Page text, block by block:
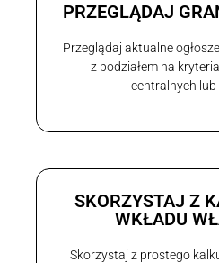
PRZEGLĄDAJ
Przeglądaj aktualne
z podziałem na
centralnych lub
SKORZYSTAJ Z
WKŁADU
Skorzystaj z prostego